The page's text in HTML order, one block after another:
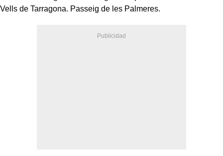
Vells de Tarragona. Passeig de les Palmeres.